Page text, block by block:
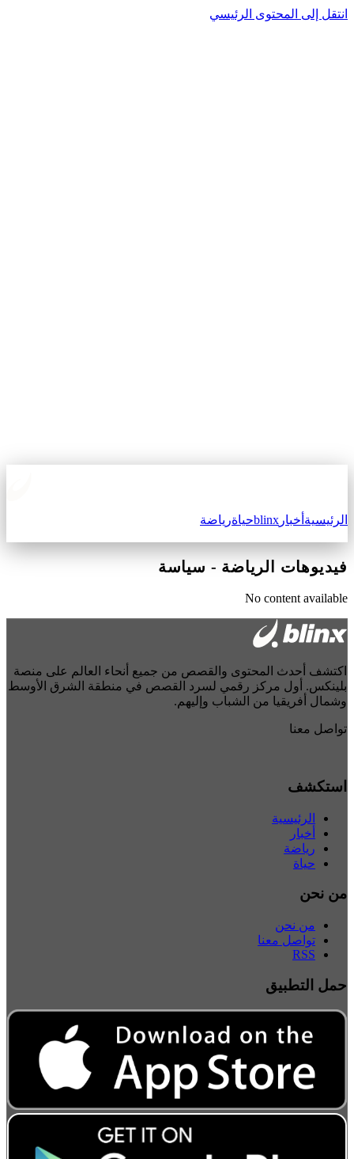
انتقل إلى المحتوى الرئيسي
الرئيسية أخبار blinxحياةرياضة
فيديوهات الرياضة - سياسة
No content available
اكتشف أحدث المحتوى والقصص من جميع أنحاء العالم على منصة
بلينكس. أول مركز رقمي لسرد القصص في منطقة الشرق الأوسط
وشمال أفريقيا من الشباب وإليهم.
تواصل معنا
استكشف
الرئيسية
أخبار
رياضة
حياة
من نحن
من نحن
تواصل معنا
RSS
حمل التطبيق